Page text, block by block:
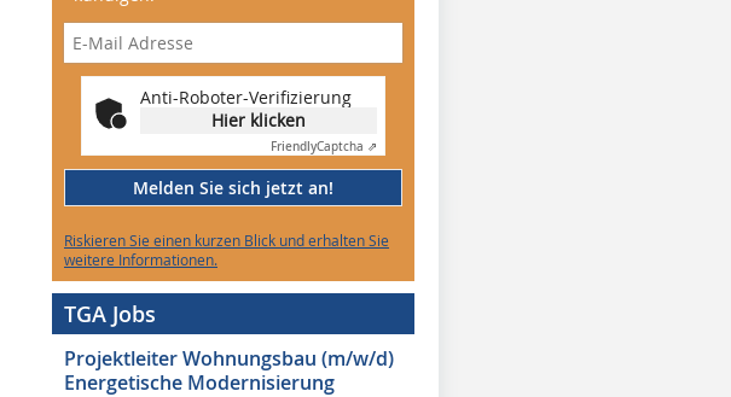
Anti-Roboter-Verifizierung
Hier klicken
FriendlyCaptcha ⇗
Melden Sie sich jetzt an!
Riskieren Sie einen kurzen Blick und erhalten Sie
weitere Informationen.
TGA Jobs
Projektleiter Wohnungsbau (m/w/d)
Energetische Modernisierung